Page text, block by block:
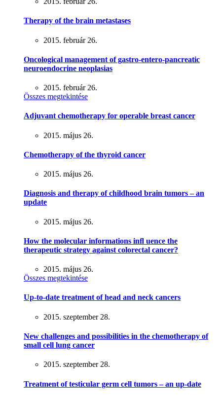
Therapy of the brain metastases
2015. február 26.
Oncological management of gastro-entero-pancreatic
neuroendocrine neoplasias
2015. február 26.
Összes megtekintése
Adjuvant chemotherapy for operable breast cancer
2015. május 26.
Chemotherapy of the thyroid cancer
2015. május 26.
Diagnosis and therapy of childhood brain tumors – an
update
2015. május 26.
How the molecular informations inﬂ uence the
therapeutic strategy against colorectal cancer?
2015. május 26.
Összes megtekintése
Up-to-date treatment of head and neck cancers
2015. szeptember 28.
New challenges and possibilities in the chemotherapy of
small cell lung cancer
2015. szeptember 28.
Treatment of testicular germ cell tumors – an up-date